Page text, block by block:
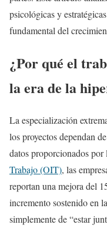
psicológicas y
fundamental del
¿Por qué el
la era de la
La especialización
los proyectos dependan
datos proporcionados por
Trabajo (OIT), las
reportan una mejora del
incremento sostenido en
simplemente de “estar